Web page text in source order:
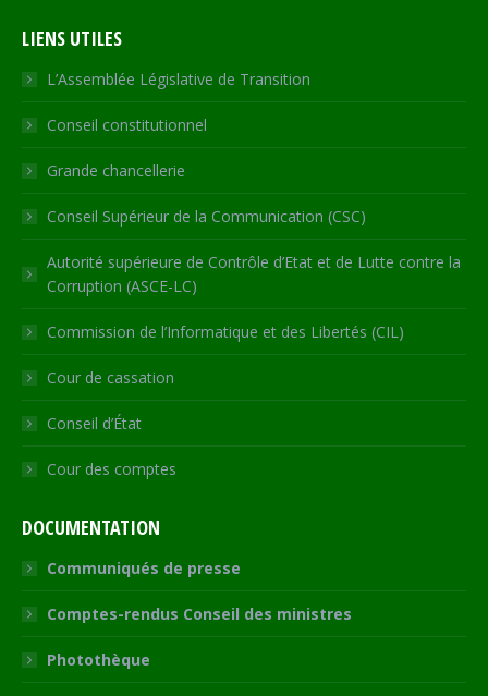
opens
in
new
window
opens
in
new
window
opens
in
new
window
in
new
window
opens
in
new
LIENS UTILES
L’Assemblée Législative de Transition
Conseil constitutionnel
Grande chancellerie
Conseil Supérieur de la Communication (CSC)
Autorité supérieure de Contrôle d’Etat et de Lutte contre la
Corruption (ASCE-LC)
Commission de l’Informatique et des Libertés (CIL)
Cour de cassation
Conseil d’État
Cour des comptes
DOCUMENTATION
Communiqués de presse
Comptes-rendus Conseil des ministres
Photothèque